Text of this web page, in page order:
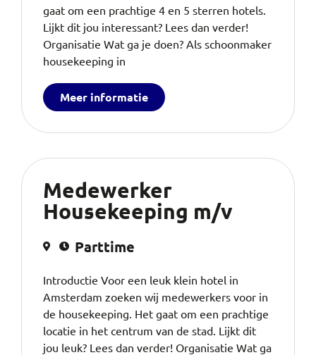
gaat om een prachtige 4 en 5 sterren hotels.
Lijkt dit jou interessant? Lees dan verder!
Organisatie Wat ga je doen? Als schoonmaker
housekeeping in
Meer informatie
Medewerker
Housekeeping m/v
Parttime
Introductie Voor een leuk klein hotel in
Amsterdam zoeken wij medewerkers voor in
de housekeeping. Het gaat om een prachtige
locatie in het centrum van de stad. Lijkt dit
jou leuk? Lees dan verder! Organisatie Wat ga